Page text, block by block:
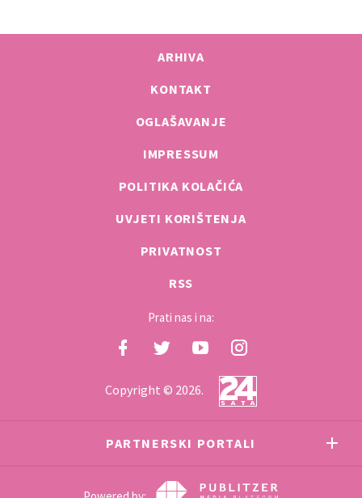
ARHIVA
KONTAKT
OGLAŠAVANJE
IMPRESSUM
POLITIKA KOLAČIĆA
UVJETI KORIŠTENJA
PRIVATNOST
RSS
Prati nas i na:
Copyright © 2026.
PARTNERSKI PORTALI